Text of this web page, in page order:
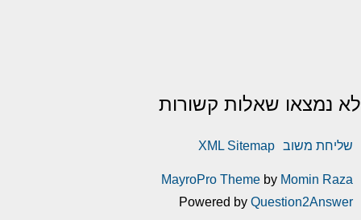
לא נמצאו שאלות קשורות
שליחת משוב XML Sitemap
MayroPro Theme by Momin Raza
Powered by Question2Answer